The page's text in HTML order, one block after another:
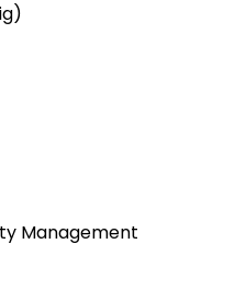
Management